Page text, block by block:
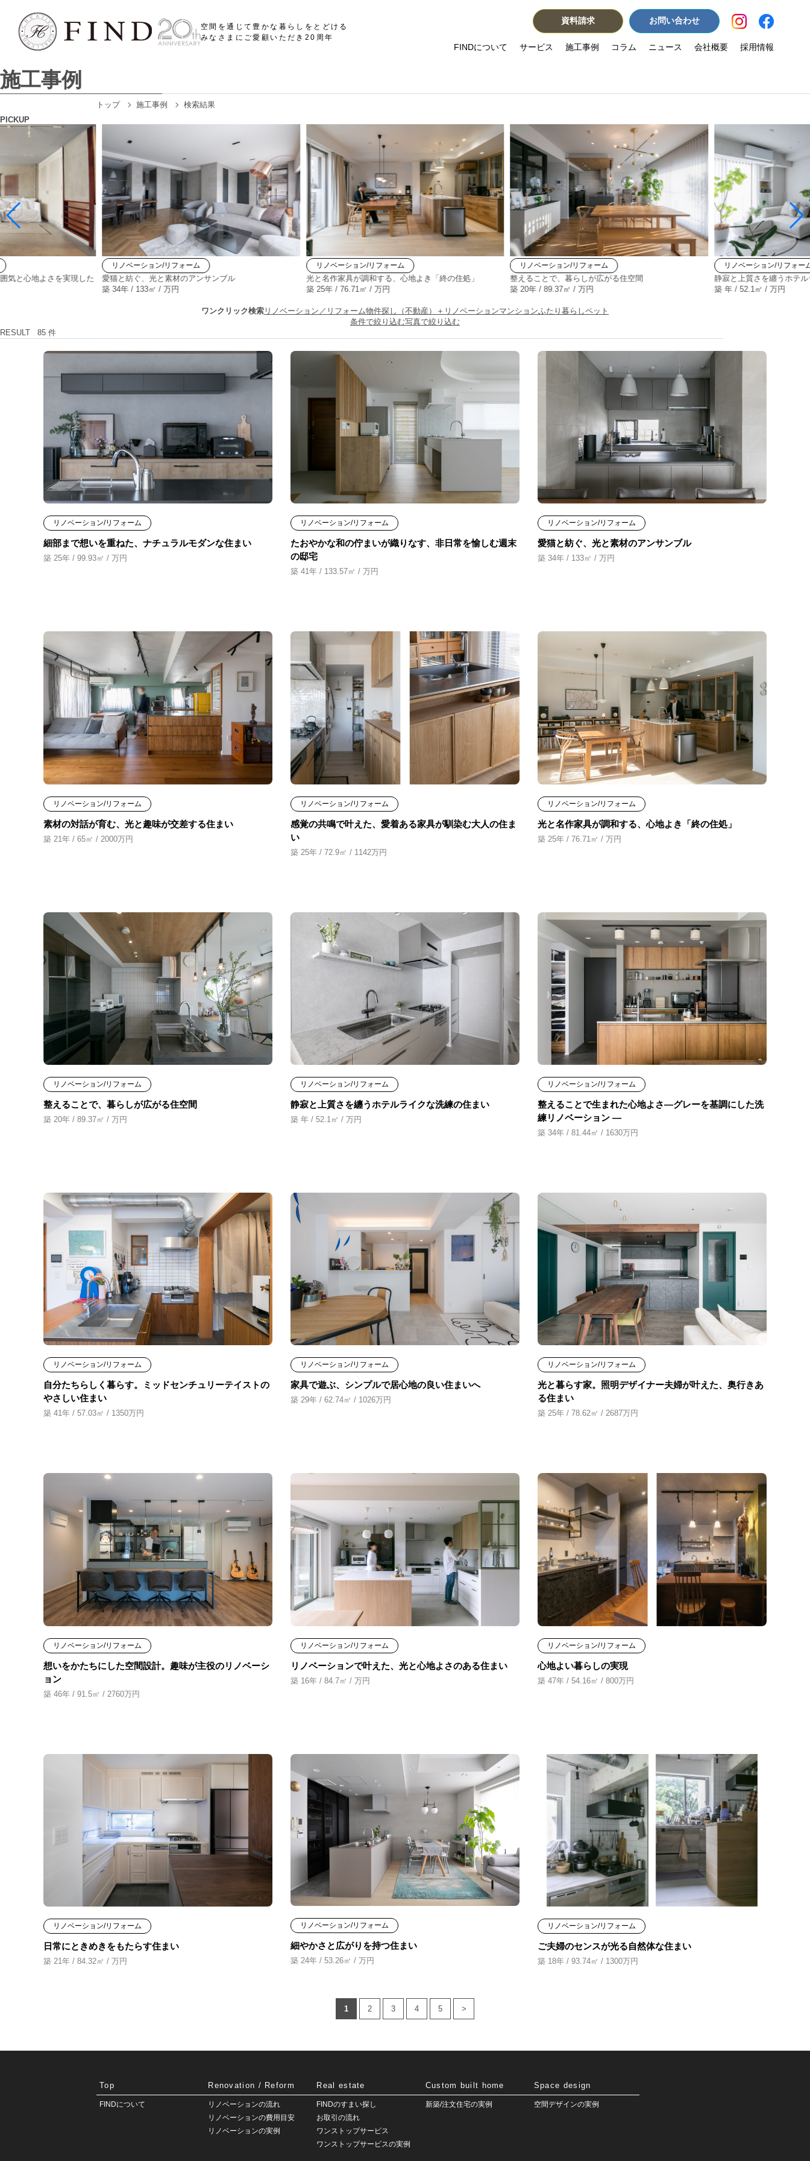
空間を通じて豊かな暮らしをとどける
みなさまにご愛顧いただき20周年
資料請求 お問い合わせ
FINDについて サービス 施工事例 コラム ニュース 会社概要 採用情報
施工事例
トップ 施工事例
検索結果
PICKUP
気と心地よさを実現した
リノベーション/リフォーム
愛猫と紡ぐ、光と素材のアンサンブル
築 34年 / 133㎡ / 万円
リノベーション/リフォーム
光と名作家具が調和する、心地よき「終の住処」
築 25年 / 76.71㎡ / 万円
リノベーション/リフォーム
整えることで、暮らしが広がる住空間
築 20年 / 89.37㎡ / 万円
リノベーション/リフォー
静寂と上質さを纏うホテ
築 年 / 52.1㎡ / 万円
ワンクリック検索 リノベーション／リフォーム物件探し（不動産）＋リノベーションマンションふたり暮らしペット
条件で絞り込む写真で絞り込む
RESULT
85 件
リノベーション/リフォーム
細部まで想いを重ねた、ナチュラルモダンな住まい
築 25年 / 99.93㎡ / 万円
リノベーション/リフォーム
たおやかな和の佇まいが織りなす、非日常を愉しむ週末
の邸宅
築 41年 / 133.57㎡ / 万円
リノベーション/リフォーム
愛猫と紡ぐ、光と素材のアンサンブル
築 34年 / 133㎡ / 万円
リノベーション/リフォーム
素材の対話が育む、光と趣味が交差する住まい
築 21年 / 65㎡ / 2000万円
リノベーション/リフォーム
感覚の共鳴で叶えた、愛着ある家具が馴染む大人の住ま
い
築 25年 / 72.9㎡ / 1142万円
リノベーション/リフォーム
光と名作家具が調和する、心地よき「終の住処」
築 25年 / 76.71㎡ / 万円
リノベーション/リフォーム
整えることで、暮らしが広がる住空間
築 20年 / 89.37㎡ / 万円
リノベーション/リフォーム
静寂と上質さを纏うホテルライクな洗練の住まい
築 年 / 52.1㎡ / 万円
リノベーション/リフォーム
整えることで生まれた心地よさ―グレーを基調にした洗
練リノベーション ―
築 34年 / 81.44㎡ / 1630万円
リノベーション/リフォーム
自分たちらしく暮らす。ミッドセンチュリーテイストの
やさしい住まい
築 41年 / 57.03㎡ / 1350万円
リノベーション/リフォーム
家具で遊ぶ、シンプルで居心地の良い住まいへ
築 29年 / 62.74㎡ / 1026万円
リノベーション/リフォーム
光と暮らす家。照明デザイナー夫婦が叶えた、奥行きあ
る住まい
築 25年 / 78.62㎡ / 2687万円
リノベーション/リフォーム
想いをかたちにした空間設計。趣味が主役のリノベーシ
ョン
築 46年 / 91.5㎡ / 2760万円
リノベーション/リフォーム
リノベーションで叶えた、光と心地よさのある住まい
築 16年 / 84.7㎡ / 万円
リノベーション/リフォーム
心地よい暮らしの実現
築 47年 / 54.16㎡ / 800万円
リノベーション/リフォーム
日常にときめきをもたらす住まい
築 21年 / 84.32㎡ / 万円
リノベーション/リフォーム
細やかさと広がりを持つ住まい
築 24年 / 53.26㎡ / 万円
リノベーション/リフォーム
ご夫婦のセンスが光る自然体な住まい
築 18年 / 93.74㎡ / 1300万円
1 2 3 4 5 >
Top
FINDについて
Renovation / Reform
リノベーションの流れ
リノベーションの費用目安
リノベーションの実例
Real estate
FINDのすまい探し
お取引の流れ
ワンストップサービス
ワンストップサービスの実例
Custom built home
新築/注文住宅の実例
Space design
空間デザインの実例